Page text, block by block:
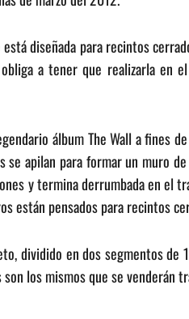
diseñada para recintos
a tener que realizarla en
álbum The Wall a fines
apilan para formar un muro
y termina derrumbada en el
están pensados para recintos
dividido en dos segmentos de
los mismos que se venderán